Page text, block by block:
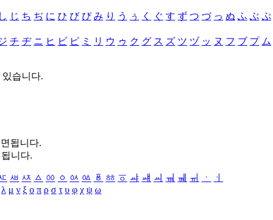
し じ ち ぢ に ひ び ぴ み り う ぅ く ぐ す ず つ づ っ ぬ ふ ぶ ぷ
チ ヂ ニ ヒ ビ ピ ミ リ ウ ゥ ク グ ス ズ ツ ヅ ッ ヌ フ ブ プ ム
습니다.
됩니다.
니다.
ㅽ ㅾ ㅿ ㆀ ㆁ ㆂ ㆃ ㆄ ㆅ ㆆ ㆇ ㆈ ㆉ ㆊ ㆋ ㆌ ㆍ
ㆎ
λ μ ν ξ ο π ρ σ τ υ φ χ ψ ω